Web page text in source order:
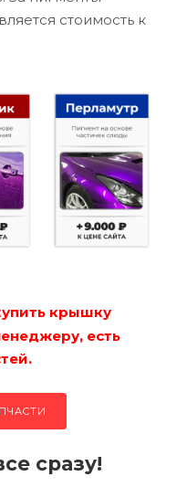
стоимость к
крышку
есть
сразу!